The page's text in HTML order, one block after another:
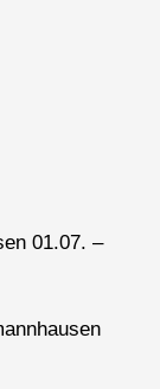
01.07. –